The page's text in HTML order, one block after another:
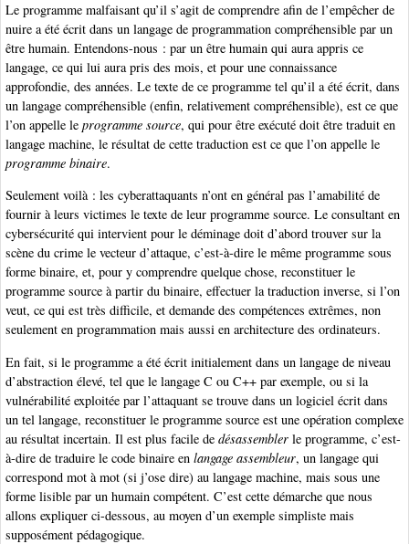
Le programme malfaisant qu’il s’agit de comprendre afin de l’empêcher de
nuire a été écrit dans un langage de programmation compréhensible par un
être humain. Entendons-nous : par un être humain qui aura appris ce
langage, ce qui lui aura pris des mois, et pour une connaissance
approfondie, des années. Le texte de ce programme tel qu’il a été écrit, dans
un langage compréhensible (enfin, relativement compréhensible), est ce que
l’on appelle le programme source, qui pour être exécuté doit être traduit en
langage machine, le résultat de cette traduction est ce que l’on appelle le
programme binaire.
Seulement voilà : les cyberattaquants n’ont en général pas l’amabilité de
fournir à leurs victimes le texte de leur programme source. Le consultant en
cybersécurité qui intervient pour le déminage doit d’abord trouver sur la
scène du crime le vecteur d’attaque, c’est-à-dire le même programme sous
forme binaire, et, pour y comprendre quelque chose, reconstituer le
programme source à partir du binaire, effectuer la traduction inverse, si l’on
veut, ce qui est très difficile, et demande des compétences extrêmes, non
seulement en programmation mais aussi en architecture des ordinateurs.
En fait, si le programme a été écrit initialement dans un langage de niveau
d’abstraction élevé, tel que le langage C ou C++ par exemple, ou si la
vulnérabilité exploitée par l’attaquant se trouve dans un logiciel écrit dans
un tel langage, reconstituer le programme source est une opération complexe
au résultat incertain. Il est plus facile de désassembler le programme, c’est-
à-dire de traduire le code binaire en langage assembleur, un langage qui
correspond mot à mot (si j’ose dire) au langage machine, mais sous une
forme lisible par un humain compétent. C’est cette démarche que nous
allons expliquer ci-dessous, au moyen d’un exemple simpliste mais
supposément pédagogique.